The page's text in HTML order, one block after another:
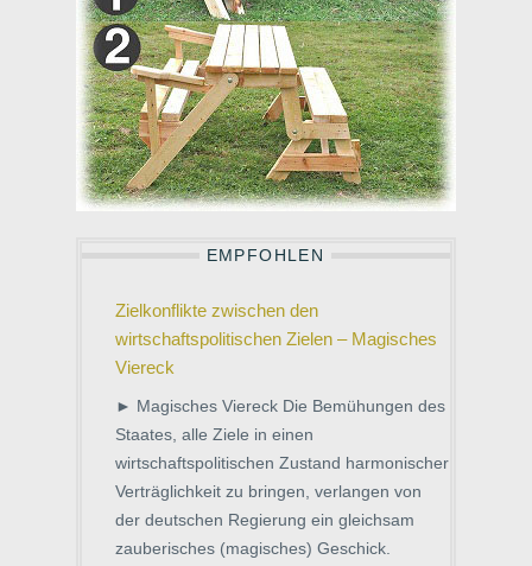
EMPFOHLEN
Zielkonflikte zwischen den
wirtschaftspolitischen Zielen – Magisches
Viereck
► Magisches Viereck Die Bemühungen des
Staates, alle Ziele in einen
wirtschaftspolitischen Zustand harmonischer
Verträglichkeit zu bringen, verlangen von
der deutschen Regierung ein gleichsam
zauberisches (magisches) Geschick.